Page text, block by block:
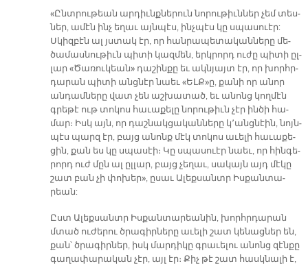
«Ընտ­րու­թեան ար­դիւնք­նե­րուն նո­րու­թիւն­ներ չեմ տես­
ներ, ա­մէն ինչ ե­ղաւ այն­պէս, ինչ­պէս կը սպա­սուէր:
Սկիզ­բէն ալ յստակ էր, որ հան­րա­պե­տա­կան­նե­րը մե­
ծա­մաս­նու­թիւն պի­տի կազ­մեն, երկ­րորդ ու­ժը պի­տի ըլ­
լար «Ծա­ռու­կեա­ն» դա­շին­քը եւ ակն­յայտ էր, որ խորհր­
դա­րան պի­տի անց­նէր նաեւ «ԵԼՔ»ը, քա­նի որ ա­նոր
ան­դամ­նե­րը վատ չեն աշ­խա­տած, եւ ա­նոնց կող­մէն
գրե­թէ ութ տո­կոս հա­ւա­քե­լը նո­րու­թիւն չէր ին­ծի հա­
մար։ Իսկ այն, որ դաշ­նակ­ցա­կան­նե­րը կ­­՚անց­նէին, նոյն­
պէս պարզ էր, բայց ա­նոնք մէկ տո­կոս ա­ւե­լի հա­ւա­քե­
ցին, քան ես կը սպա­սէի։ Կը սպա­սուէր նաեւ, որ հին­գե­
րորդ ուժ մըն ալ ըլ­լար, բայց չե­ղաւ, սա­կայն այդ մէ­կը
շատ բան չի փո­խե­ր», ը­սաւ Ա­լեքսանտր Իս­քան­տա­
րեան:
Ըստ Ա­լեք­սանտր Իս­քան­տա­րեա­նին, խորհր­դա­րան
մտած ու­ժե­րու ծրա­գիր­նե­րը ա­ւե­լի շատ կե­նաց­ներ են,
քան՝ ծրա­գիր­ներ, իսկ մար­դի­կը գրա­ւե­լու ա­նոնց զէն­քը
գա­ղա­փա­րա­կան չէր, այլ էր։ Քիչ թէ շատ հասկ­նա­լի է,